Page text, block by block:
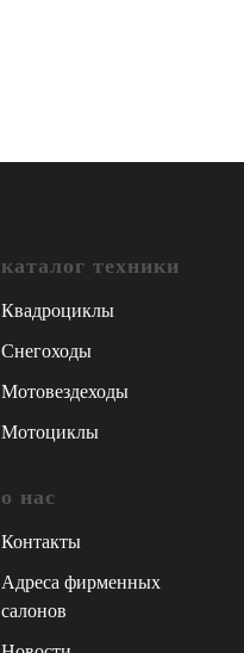
каталог техники
Квадроциклы
Снегоходы
Мотовездеходы
Мотоциклы
о нас
Контакты
Адреса фирменных
салонов